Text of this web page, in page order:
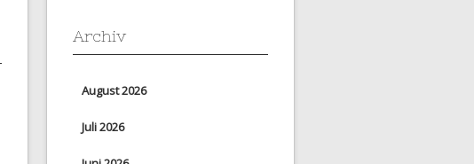
Archiv
August 2026
Juli 2026